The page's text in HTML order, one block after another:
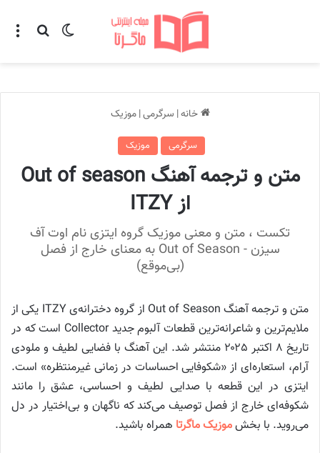
تغییر پوسته
خانه| سرگرمی| موزیک
سرگرمی موزیک
متن و ترجمه آهنگ Out of season
از ITZY
تکست ، متن و معنی موزیک گروه ایتزی نام اوت آف
سیزن - Out of Season به معنای خارج از فصل
(بی‌موقع)
متن و ترجمه آهنگ Out of Season از گروه دخترانه‌ی ITZY یکی از
ملایم‌ترین و شاعرانه‌ترین قطعات آلبوم جدید Collector است که در
تاریخ ۸ اکتبر ۲۰۲۵ منتشر شد. این آهنگ با فضایی لطیف و ملودی
آرام، استعاره‌ای از «شکوفایی احساسات در زمانی غیرمنتظره» است.
ایتزی در این قطعه با صدایی لطیف و احساسی، عشق را مانند
شکوفه‌ای خارج از فصل توصیف می‌کند که ناگهان و بی‌اختیار در دل
می‌روید. با بخشموزیک ماگرتا همراه باشید.